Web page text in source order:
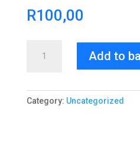
R100,00
Genadefees
Add to
Category: Uncategorized